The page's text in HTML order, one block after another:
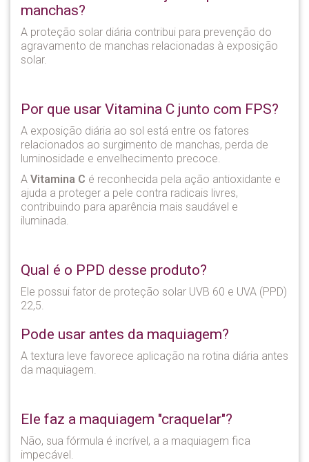
manchas?
A proteção solar diária contribui para prevenção do
agravamento de manchas relacionadas à exposição
solar.
Por que usar Vitamina C junto com FPS?
A exposição diária ao sol está entre os fatores
relacionados ao surgimento de manchas, perda de
luminosidade e envelhecimento precoce.
A Vitamina C é reconhecida pela ação antioxidante e
ajuda a proteger a pele contra radicais livres,
contribuindo para aparência mais saudável e
iluminada.
Qual é o PPD desse produto?
Ele possui fator de proteção solar UVB 60 e UVA (PPD)
22,5.
Pode usar antes da maquiagem?
A textura leve favorece aplicação na rotina diária antes
da maquiagem.
Ele faz a maquiagem "craquelar"?
Não, sua fórmula é incrível, a a maquiagem fica
impecável.